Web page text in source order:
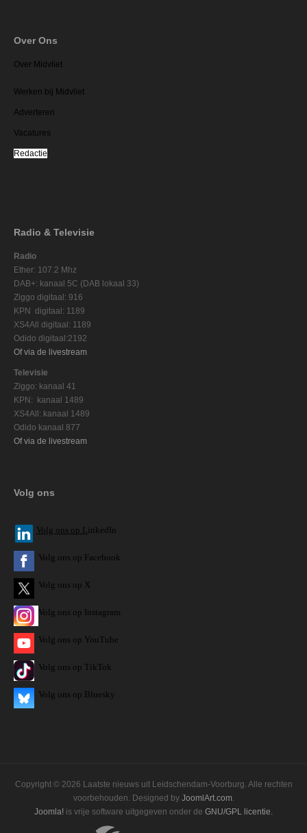
Over Ons
Over Midvliet
Werken bij Midvliet
Adverteren
Vacatures
Redactie
Radio & Televisie
Radio
Ether: 107.2 Mhz
DAB+: kanaal 5C (DAB lokaal 33)
Ziggo digitaal: 916
KPN digitaal: 1189
XS4All digitaal: 1189
Odido digitaal:2192
Of via de livestream
Televisie
Ziggo: kanaal 41
KPN: kanaal 1489
XS4All: kanaal 1489
Odido kanaal 877
Of via de livestream
Volg ons
Volg ons op L inkedIn
Volg ons op Facebook
Volg ons op X
Volg ons op Instagram
Volg ons op YouTube
Volg ons op TikTok
Volg ons op Bluesky
Copyright © 2026 Laatste nieuws uit Leidschendam-Voorburg. Alle rechten
voorbehouden. Designed by JoomlArt.com.
Joomla! is vrije software uitgegeven onder de GNU/GPL licentie.